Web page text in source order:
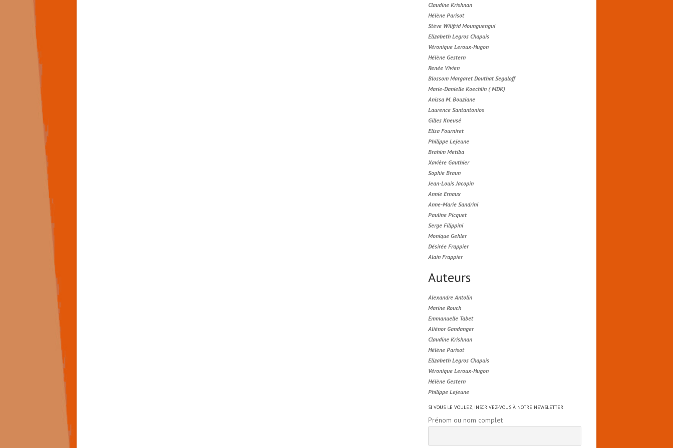
Claudine Krishnan
Hélène Parisot
Stève Wilifrid Mounguengui
Elizabeth Legros Chapuis
Véronique Leroux-Hugon
Hélène Gestern
Renée Vivien
Blossom Margaret Douthat Segaloff
Marie-Danielle Koechlin ( MDK)
Anissa M. Bouziane
Laurence Santantonios
Gilles Kneusé
Elisa Fourniret
Philippe Lejeune
Brahim Metiba
Xavière Gauthier
Sophie Braun
Jean-Louis Jacopin
Annie Ernaux
Anne-Marie Sandrini
Pauline Picquet
Serge Filippini
Monique Gehler
Désirée Frappier
Alain Frappier
Auteurs
Alexandre Antolin
Marine Rouch
Emmanuelle Tabet
Aliénor Gandanger
Claudine Krishnan
Hélène Parisot
Elizabeth Legros Chapuis
Véronique Leroux-Hugon
Hélène Gestern
Philippe Lejeune
SI VOUS LE VOULEZ, INSCRIVEZ-VOUS À NOTRE NEWSLETTER
Prénom ou nom complet